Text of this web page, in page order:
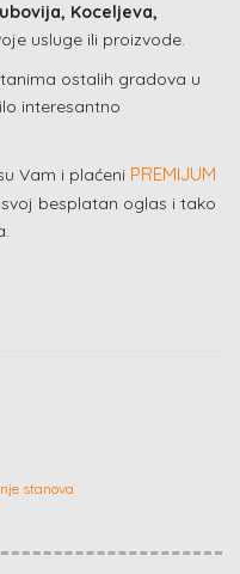
Koceljeva,
usluge ili proizvode.
ostalih gradova u
interesantno
Vam i plaćeni PREMIJUM
besplatan oglas i tako
stanova